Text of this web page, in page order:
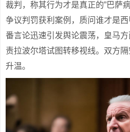
裁判，称其行为才是真正的”巴萨
争议判罚获利案例，质问谁才是
番言论迅速引发舆论震荡，皇马
责拉波尔塔试图转移视线。双方
升温。